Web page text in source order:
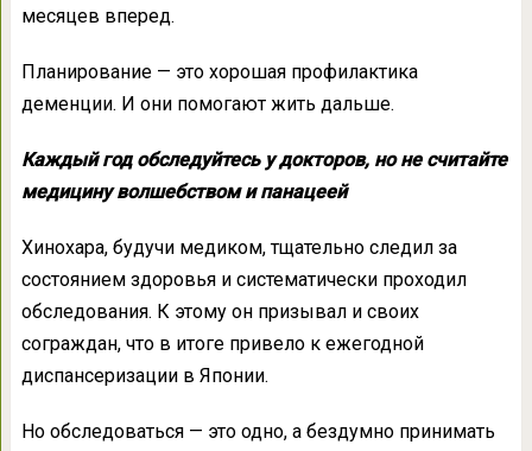
месяцев вперед.
Планирование — это хорошая профилактика
деменции. И они помогают жить дальше.
Каждый год обследуйтесь у докторов, но не считайте
медицину волшебством и панацеей
Хинохара, будучи медиком, тщательно следил за
состоянием здоровья и систематически проходил
обследования. К этому он призывал и своих
сограждан, что в итоге привело к ежегодной
диспансеризации в Японии.
Но обследоваться — это одно, а бездумно принимать